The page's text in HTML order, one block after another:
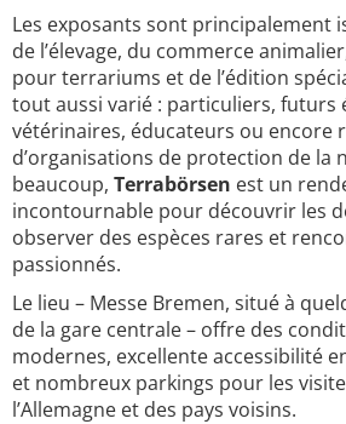
Les exposants sont principalement
de l’élevage, du commerce
pour terrariums et de l’édition
tout aussi varié : particuliers, futurs
vétérinaires, éducateurs ou encore
d’organisations de protection de la
beaucoup, Terrabörsen est un
incontournable pour découvrir les
observer des espèces rares et
passionnés.
Le lieu – Messe Bremen, situé à
de la gare centrale – offre des
modernes, excellente accessibilité
et nombreux parkings pour les
l’Allemagne et des pays voisins.